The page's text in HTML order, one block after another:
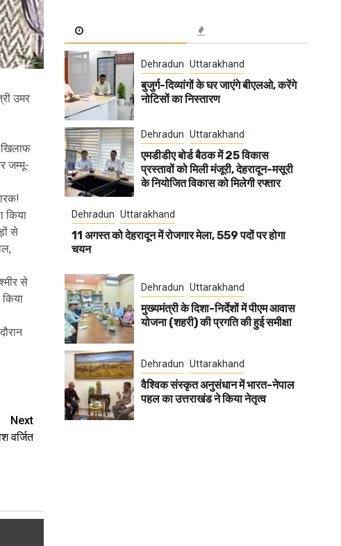
उमर
खिलाफ
जम्मू-
किया
से
से
Next
वर्जित
Dehradun Uttarakhand
बुजुर्ग-दिव्यांगों के घर जाएंगे बीएलओ, करेंगे
नोटिसों का निस्तारण
Dehradun Uttarakhand
एमडीडीए बोर्ड बैठक में 25 विकास
प्रस्तावों को मिली मंजूरी, देहरादून-मसूरी
के नियोजित विकास को मिलेगी रफ्तार
Dehradun Uttarakhand
11 अगस्त को देहरादून में रोजगार मेला, 559 पदों पर होगा
चयन
Dehradun Uttarakhand
मुख्यमंत्री के दिशा-निर्देशों में पीएम आवास
योजना (शहरी) की प्रगति की हुई समीक्षा
Dehradun Uttarakhand
वैश्विक संस्कृत अनुसंधान में भारत-नेपाल
पहल का उत्तराखंड ने किया नेतृत्व